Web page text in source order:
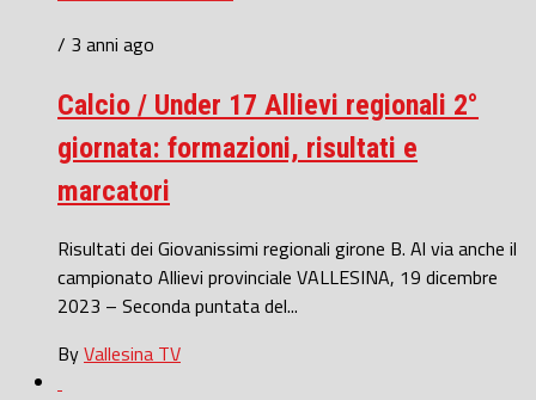
/ 3 anni ago
Calcio / Under 17 Allievi regionali 2°
giornata: formazioni, risultati e
marcatori
Risultati dei Giovanissimi regionali girone B. Al via anche il
campionato Allievi provinciale VALLESINA, 19 dicembre
2023 – Seconda puntata del...
ByVallesina TV